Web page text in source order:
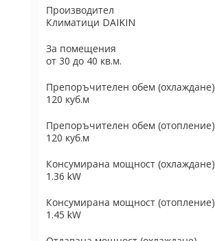
Производител
Климатици DAIKIN
За помещения
от 30 до 40 кв.м.
Препоръчителен обем (охлаждане)
120 куб.м
Препоръчителен обем (отопление)
120 куб.м
Консумирана мощност (охлаждане)
1.36 kW
Консумирана мощност (отопление)
1.45 kW